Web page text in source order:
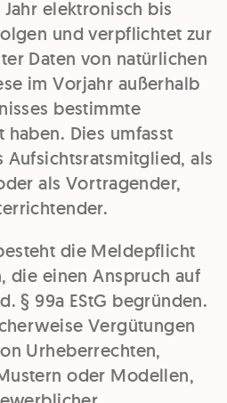
Jahr elektronisch bis
und verpflichtet zur
Daten von natürlichen
im Vorjahr außerhalb
bestimmte
Dies umfasst
Aufsichtsratsmitglied, als
als Vortragender,
die Meldepflicht
die einen Anspruch auf
§ 99a EStG begründen.
Vergütungen
Urheberrechten,
oder Modellen,